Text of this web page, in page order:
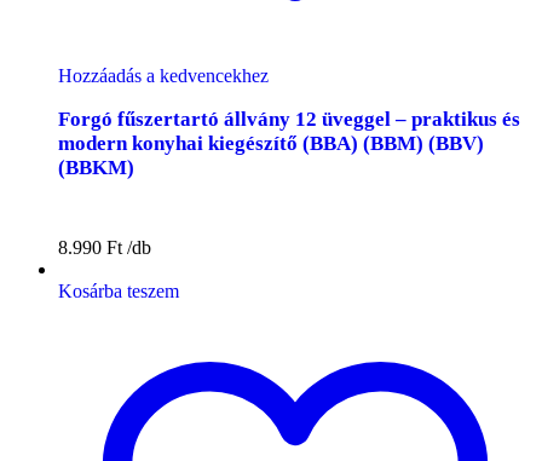
Hozzáadás a kedvencekhez
Forgó fűszertartó állvány 12 üveggel – praktikus és
modern konyhai kiegészítő (BBA) (BBM) (BBV)
(BBKM)
8.990 Ft
Kosárba teszem